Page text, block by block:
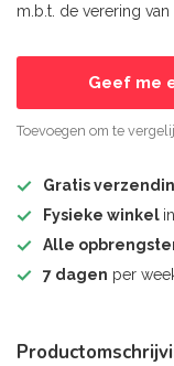
m.b.t. de verering van
Geef me
Toevoegen om te
Gratis
Fysieke winkel
Alle
7 dagen per